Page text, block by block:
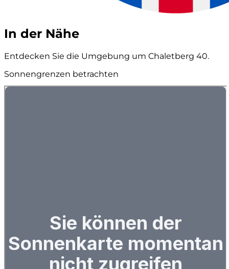
In der Nähe
Entdecken Sie die Umgebung um Chaletberg 40.
Sonnengrenzen betrachten